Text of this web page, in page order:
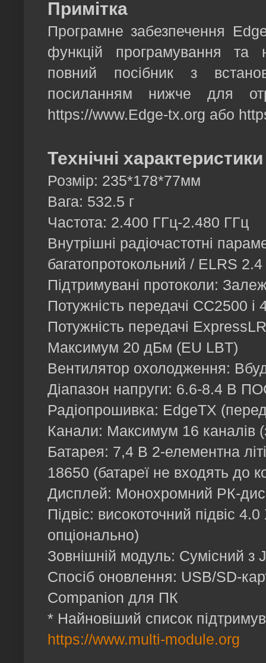
Примітка
Програмне забезпечення
функцій програмування та
повний посібник з
посиланням нижче для
https://www.Edge-tx.org або
Технічні характеристики
Розмір: 235*178*77мм
Вага: 532.5 г
Частота: 2.400 ГГц-2.480 ГГц
Внутрішні радіочастотні
багатопротокольний / ELRS
Підтримувані протоколи:
Потужність передачі CC2500
Потужність передачі
Максимум 20 дБм (EU LBT)
Вентилятор охолодження:
Діапазон напруги: 6.6-8.4 В
Радіопрошивка: EdgeTX
Канали: Максимум 16 каналів
Батарея: 7,4 В 2-елементна
18650 (батареї не входять до
Дисплей: Монохромний РК-
Підвіс: високоточний підвіс
опціонально)
Зовнішній модуль: Сумісний з
Спосіб оновлення: USB/SD-
Companion для ПК
* Найновіший список
https://www.multi-module.org